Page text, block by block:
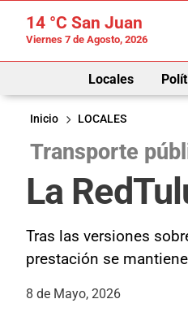
14 °C San Juan
Viernes 7 de Agosto, 2026
Locales
Inicio
LOCALES
Transporte
La
Tras las versiones
prestación se
8 de Mayo, 2026